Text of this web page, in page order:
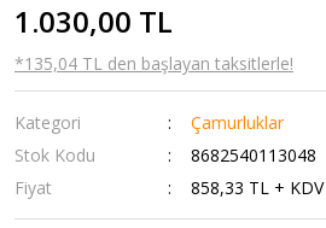
1.030,00 TL
*135,04 TL den başlayan taksitlerle!
Kategori
Çamurluklar
Stok Kodu
8682540113048
Fiyat
858,33 TL + KDV